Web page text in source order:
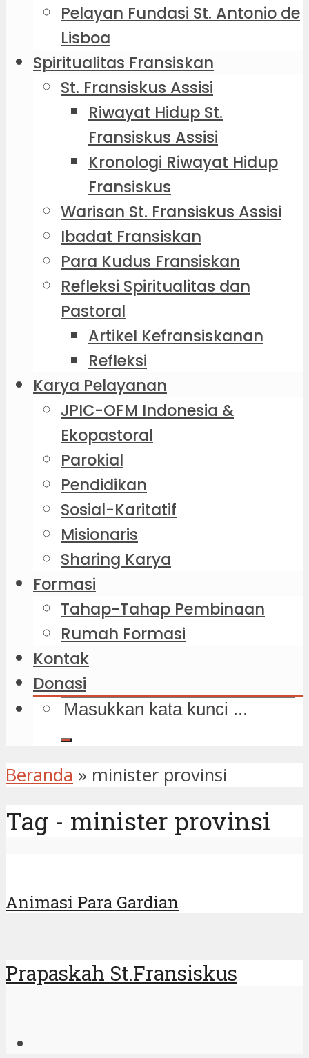
Pelayan Fundasi St. Antonio de
Lisboa
Spiritualitas Fransiskan
St. Fransiskus Assisi
Riwayat Hidup St.
Fransiskus Assisi
Kronologi Riwayat Hidup
Fransiskus
Warisan St. Fransiskus Assisi
Ibadat Fransiskan
Para Kudus Fransiskan
Refleksi Spiritualitas dan
Pastoral
Artikel Kefransiskanan
Refleksi
Karya Pelayanan
JPIC-OFM Indonesia &
Ekopastoral
Parokial
Pendidikan
Sosial-Karitatif
Misionaris
Sharing Karya
Formasi
Tahap-Tahap Pembinaan
Rumah Formasi
Kontak
Donasi
Beranda » minister provinsi
Tag - minister provinsi
Animasi Para Gardian
Prapaskah St.Fransiskus